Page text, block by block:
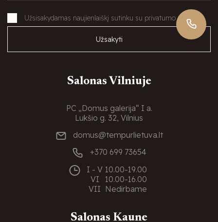
Užsisakydamas naujienlaiškį sutinku su privatumo politika
Užsakyti
Salonas Vilniuje
PC „Domus galerija“ I a.
Lukšio g. 32, Vilnius
domus@tempurlietuva.lt
+370 699 73654
I - V 10.00-19.00
VI
10.00-16.00
VII Nedirbame
Salonas Kaune